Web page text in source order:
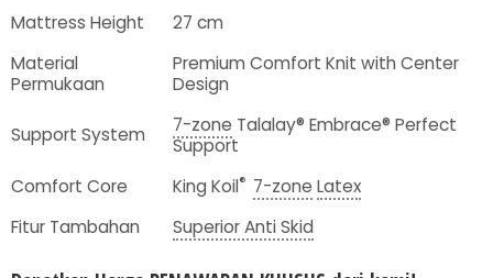
Mattress Height
27 cm
Material
Permukaan
Premium Comfort Knit with Center
Design
Support System 7-zone Talalay® Embrace® Perfect
Support
Comfort Core
King Koil® 7-zone Latex
Fitur Tambahan
Superior Anti Skid